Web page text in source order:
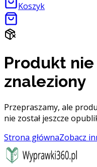
Koszyk
Produkt nie
znaleziony
Przepraszamy, ale
nie został jeszcze
Strona głównaZobacz